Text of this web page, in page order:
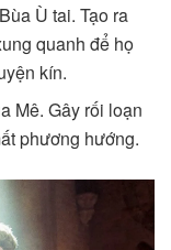
Ù tai. Tạo ra
quanh để họ
kín.
Mê. Gây rối loạn
phương hướng.